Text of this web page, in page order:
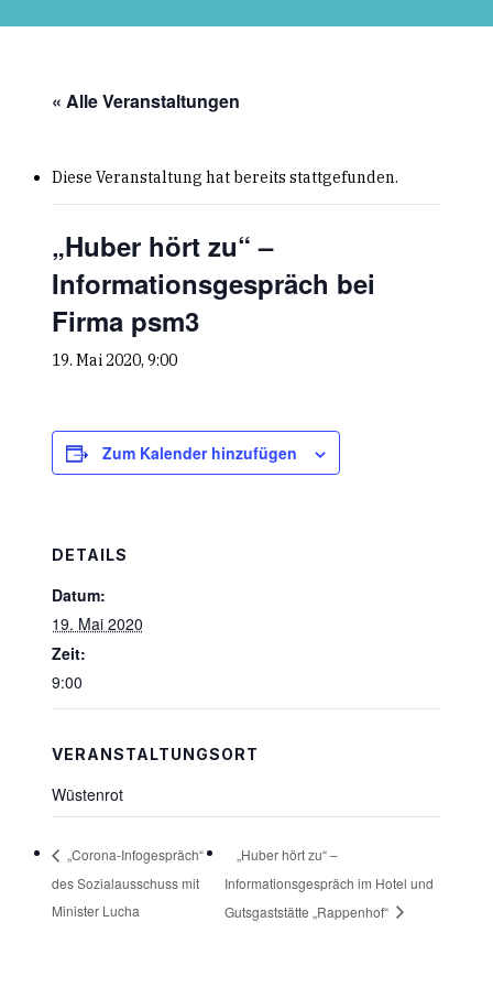
« Alle Veranstaltungen
Diese Veranstaltung hat bereits stattgefunden.
„Huber hört zu“ –
Informationsgespräch bei
Firma psm3
19. Mai 2020, 9:00
Zum Kalender hinzufügen
DETAILS
Datum:
19. Mai 2020
Zeit:
9:00
VERANSTALTUNGSORT
Wüstenrot
„Corona-Infogespräch“
des Sozialausschuss mit
Minister Lucha
„Huber hört zu“ –
Informationsgespräch im Hotel und
Gutsgaststätte „Rappenhof“